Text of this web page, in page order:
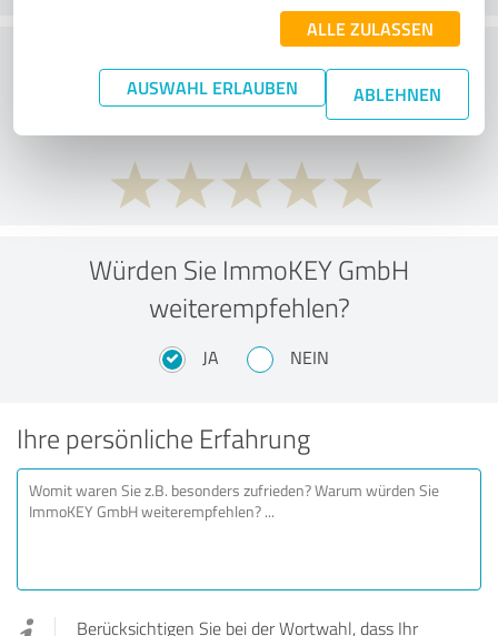
ALLE ZULASSEN
AUSWAHL ERLAUBEN ABLEHNEN
Wie beurteilen Sie das
Preis-/Leistungsverhältnis?
Würden Sie ImmoKEY GmbH
weiterempfehlen?
JA NEIN
Ihre persönliche Erfahrung
Berücksichtigen Sie bei der Wortwahl, dass Ihr